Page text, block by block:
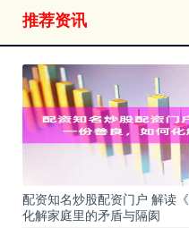
推荐资讯
配资知名炒股配资门户 解读
化解家庭里的矛盾与隔阂